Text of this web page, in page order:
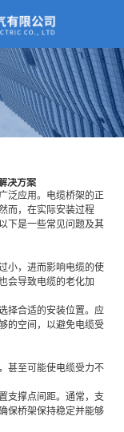
决方案
泛应用。电缆桥架的正
而，在实际安装过程
下是一些常见问题及其
小，进而影响电缆的使
会导致电缆的老化加
择合适的安装位置。应
的空间，以避免电缆受
甚至可能使电缆受力不
支撑点间距。通常，支
保桥架保持稳定并能够